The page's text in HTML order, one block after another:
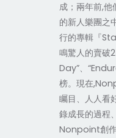
成；兩年前,他
的新人樂團之
行的專輯『
鳴驚人的賣破
Day”、
榜。現在
矚目、人人看
錄成長的過程
Nonpoint創